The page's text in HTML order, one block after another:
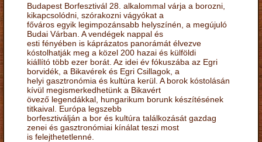
Budapest Borfesztivál 28. alkalommal várja a borozni,
kikapcsolódni, szórakozni vágyókat a
főváros egyik legimpozánsabb helyszínén, a megújuló
Budai Várban. A vendégek nappal és
esti fényében is káprázatos panorámát élvezve
kóstolhatják meg a közel 200 hazai és külföldi
kiállító több ezer borát. Az idei év fókuszába az Egri
borvidék, a Bikavérek és Egri Csillagok, a
helyi gasztronómia és kultúra kerül. A borok kóstolásán
kívül megismerkedhetünk a Bikavért
övező legendákkal, hungarikum borunk készítésének
titkaival. Európa legszebb
borfesztiválján a bor és kultúra találkozását gazdag
zenei és gasztronómiai kínálat teszi most
is felejthetetlenné.